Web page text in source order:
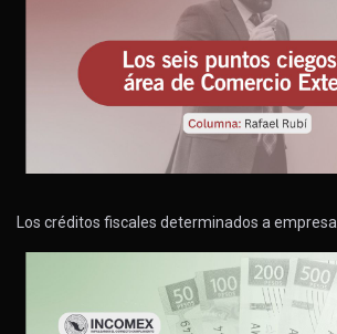
Los créditos fiscales determinados a